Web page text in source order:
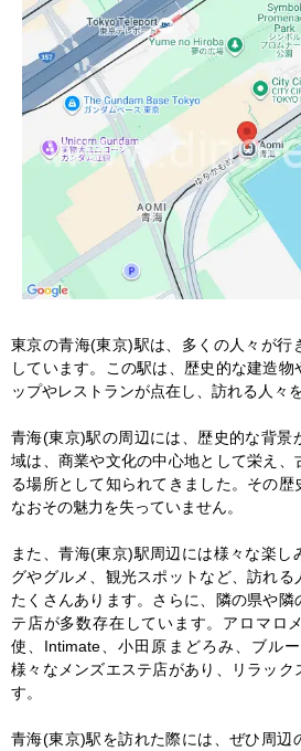
東京の青海(東京)駅は、多くの人々が行
しています。この駅は、歴史的な建造物
ップやレストランが点在し、訪れる人々
青海(東京)駅の周辺には、歴史的な背景
域は、商業や文化の中心地として栄え、
る場所として知られてきました。その歴
なおその魅力を失っていません。
また、青海(東京)駅周辺には様々な楽し
グやグルメ、観光スポットなど、訪れ
たくさんあります。さらに、隣の県や隣
テ店が多数存在しています。アロマロ
使、Intimate、小田原まどろみ、ブル
様々なメンズエステ店があり、リラック
す。
青海(東京)駅を訪れた際には、ぜひ周辺